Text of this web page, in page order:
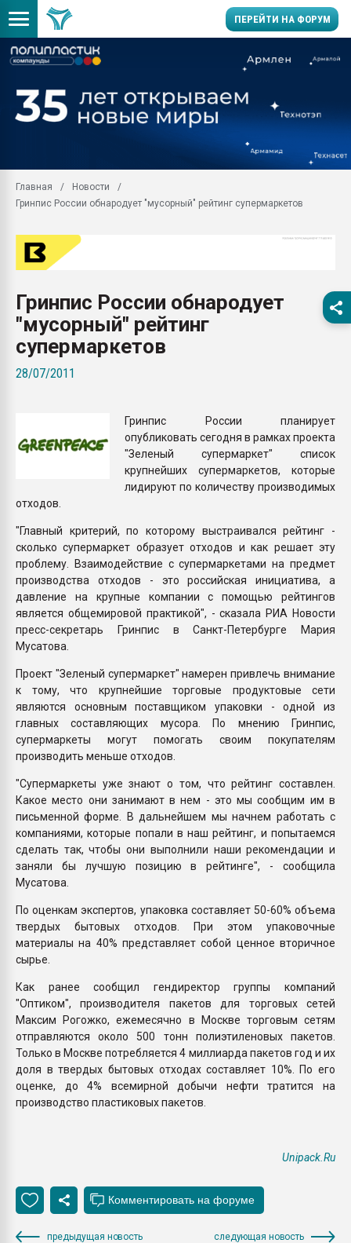
ПЕРЕЙТИ НА ФОРУМ
первый план в
пластмасс
ситуацией на
26.07.2022 "Сибирский
Главная
Новости
Гринпис России обнародует "мусорный" рейтинг супермаркетов
Гринпис России обнародует
"мусорный" рейтинг
супермаркетов
28/07/2011
Гринпис России планирует
опубликовать сегодня в рамках проекта
"Зеленый супермаркет" список
крупнейших супермаркетов, которые
лидируют по количеству производимых
отходов.
"Главный критерий, по которому выстраивался рейтинг -
сколько супермаркет образует отходов и как решает эту
проблему. Взаимодействие с супермаркетами на предмет
производства отходов - это российская инициатива, а
давление на крупные компании с помощью рейтингов
является общемировой практикой", - сказала РИА Новости
пресс-секретарь Гринпис в Санкт-Петербурге Мария
Мусатова.
Проект "Зеленый супермаркет" намерен привлечь внимание
к тому, что крупнейшие торговые продуктовые сети
являются основным поставщиком упаковки - одной из
главных составляющих мусора. По мнению Гринпис,
супермаркеты могут помогать своим покупателям
производить меньше отходов.
"Супермаркеты уже знают о том, что рейтинг составлен.
Какое место они занимают в нем - это мы сообщим им в
письменной форме. В дальнейшем мы начнем работать с
компаниями, которые попали в наш рейтинг, и попытаемся
сделать так, чтобы они выполнили наши рекомендации и
заняли бы лучшую позицию в рейтинге", - сообщила
Мусатова.
По оценкам экспертов, упаковка составляет 50-60% объема
твердых бытовых отходов. При этом упаковочные
материалы на 40% представляет собой ценное вторичное
сырье.
Как ранее сообщил гендиректор группы компаний
"Оптиком", производителя пакетов для торговых сетей
Максим Рогожко, ежемесячно в Москве торговым сетям
отправляются около 500 тонн полиэтиленовых пакетов.
Только в Москве потребляется 4 миллиарда пакетов год и их
доля в твердых бытовых отходах составляет 10%. По его
оценке, до 4% всемирной добычи нефти тратится на
производство пластиковых пакетов.
Unipack.Ru
предыдущая новость следующая новость